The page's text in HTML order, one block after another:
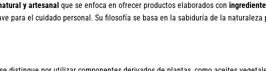
y artesanal que se enfoca en ofrecer productos elaborados con
para el cuidado personal. Su filosofía se basa en la sabiduría de la naturaleza